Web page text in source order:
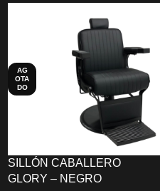
AG
OTA
DO
SILLÓN CABALLERO
GLORY – NEGRO